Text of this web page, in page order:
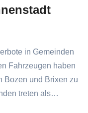
in Gemeinden
Fahrzeugen haben
Bozen und Brixen zu
treten als…